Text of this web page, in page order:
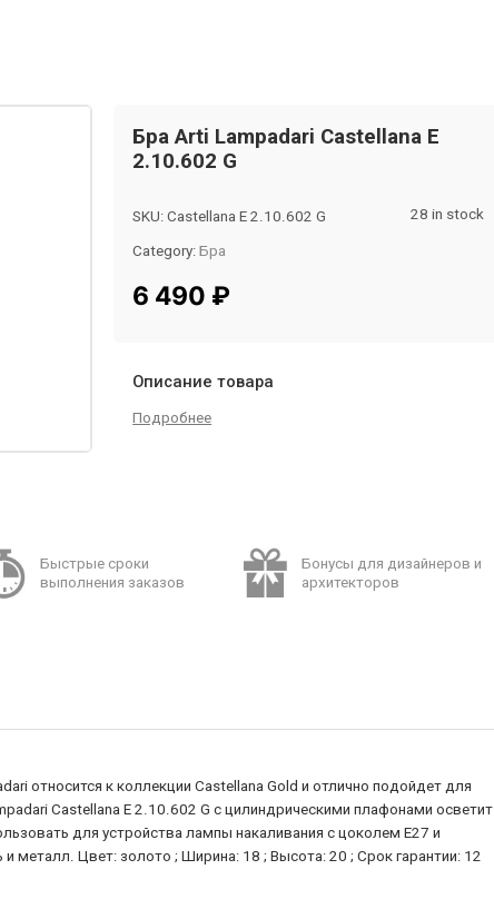
Бра Arti Lampadari Castellana E
2.10.602 G
SKU: Castellana E 2.10.602 G
Category: Бра
Tag: InMyRoom
28 in stock
6 490 ₽
Описание товара
Подробнее
Быстрые сроки
выполнения заказов
Бонусы для дизайнеров и
архитекторов
относится к коллекции Castellana Gold и отлично подойдет для
Castellana E 2.10.602 G с цилиндрическими плафонами осветит
для устройства лампы накаливания с цоколем E27 и
металл. Цвет: золото ; Ширина: 18 ; Высота: 20 ; Срок гарантии: 12